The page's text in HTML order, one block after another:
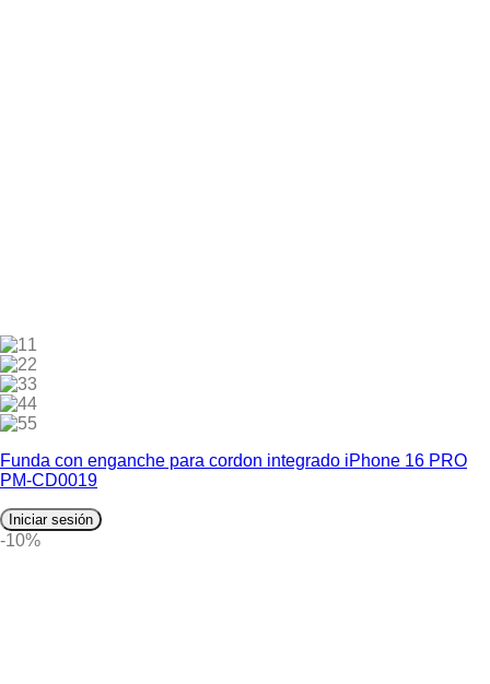
1
2
3
4
5
Funda con enganche para cordon integrado iPhone 16 PRO
PM-CD0019
Iniciar sesión
-10%